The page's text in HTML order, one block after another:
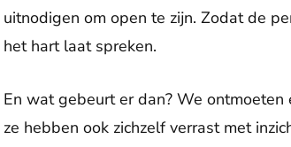
uitnodigen om open te zijn. Zodat de
het hart laat spreken.
En wat gebeurt er dan? We
ze hebben ook zichzelf verrast met